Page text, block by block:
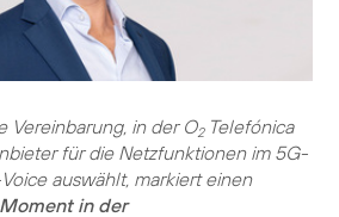
Vereinbarung, in der O2Telefónica
für die Netzfunktionen im 5G-
auswählt, markiert einen
in der